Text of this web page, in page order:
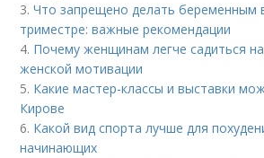
3.Что запрещено делать беременным
триместре: важные рекомендации
4. Почему женщинам легче садиться
женской мотивации
5. Какие мастер-классы и выставки
Кирове
6. Какой вид спорта лучше для
начинающих